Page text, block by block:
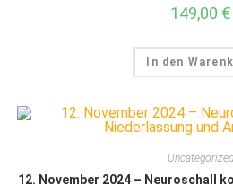
149,00 €
In den
Uncategorized
12. November 2024 – Neuroschall